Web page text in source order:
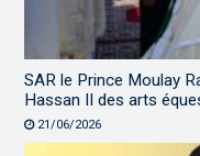
SAR le Prince Moulay
Hassan II des arts
21/06/2026